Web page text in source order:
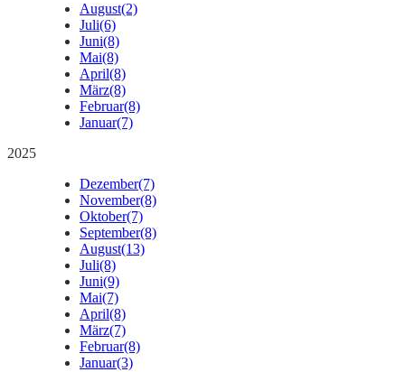
August(2)
Juli(6)
Juni(8)
Mai(8)
April(8)
März(8)
Februar(8)
Januar(7)
2025
Dezember(7)
November(8)
Oktober(7)
September(8)
August(13)
Juli(8)
Juni(9)
Mai(7)
April(8)
März(7)
Februar(8)
Januar(3)